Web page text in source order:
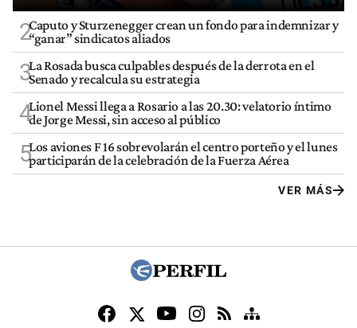
2Caputo y Sturzenegger crean un fondo para indemnizar y
“ganar” sindicatos aliados
3La Rosada busca culpables después de la derrota en el
Senado y recalcula su estrategia
4Lionel Messi llega a Rosario a las 20.30: velatorio íntimo
de Jorge Messi, sin acceso al público
5Los aviones F 16 sobrevolarán el centro porteño y el lunes
participarán de la celebración de la Fuerza Aérea
VER MÁS